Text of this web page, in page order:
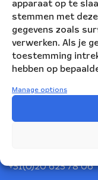
apparaat op te
stemmen met
gegevens zoals
verwerken. Als je
toestemming
hebben op
Manage options
Nederlandse
+31(0)20 623 78 06